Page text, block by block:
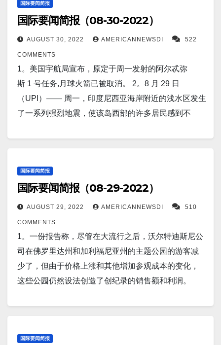
国际要闻简报
国际要闻简报（08-30-2022）
AUGUST 30, 2022 AMERICANNEWSDI 522
COMMENTS
1。美国宇航局宣布，原定于周一发射的阿尔忒弥
斯 1 号任务,月球火箭已被取消。 2。8 月 29 日
（UPI）—— 周一，印度尼西亚海岸附近的浅水区发生
了一系列强烈地震，使该岛西部的许多居民感到不
中国西南地区本月刚遭受酷热天气，现在又连日暴
雨，已发出洪水警报。重庆庞大的制造业中心和四川
省附近地区出现倾盆大雨。 4。尽管土耳其决定阻止军
一艘民用货船上，从其叙利亚基地偷偷携带了先进的
武器系统，例如 S-300 导弹系统，穿过博斯普鲁斯海
峡到布莱克海峡。 5。周日，数以千计的印度人出现在
距离首都新德里约50 公里的诺伊达市的 93A 区，而数
为“双子塔”的巨大建筑，因非法建造而被爆炸拆除。
出了西班牙庞大的罗马遗址群。西班牙研究人员在
国际要闻简报
国际要闻简报（08-29-2022）
AUGUST 29, 2022 AMERICANNEWSDI 510
COMMENTS
1。一份报告称，尽管在大流行之后，沃尔特迪斯尼公
司在佛罗里达州和加利福尼亚州的主题公园的游客减
少了，但由于价格上涨和其他增加参观成本的变化，
这些公园仍然设法创造了创纪录的销售额和利润。
8 月 28 日（UPI）——美国海军周日派出两艘军舰通
国际要闻简报